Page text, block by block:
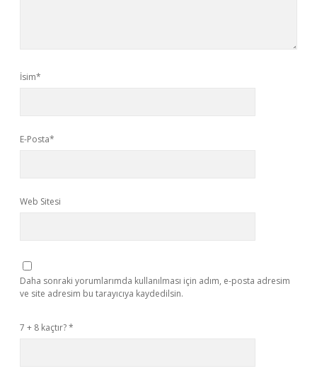
İsim*
E-Posta*
Web Sitesi
Daha sonraki yorumlarımda kullanılması için adım, e-posta adresim
ve site adresim bu tarayıcıya kaydedilsin.
7 + 8 kaçtır?*